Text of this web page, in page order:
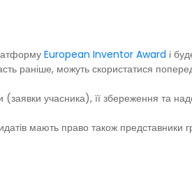
European Inventor Award і
раніше, можуть скористатися
учасника), її збереження та
мають право також представники